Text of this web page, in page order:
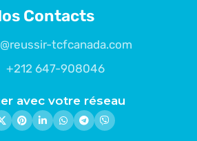
Contacts
tcfcanada.com
+212 647-908046
avec votre réseau